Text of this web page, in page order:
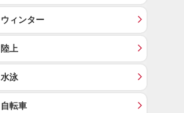
ウィンター
陸上
水泳
自転車